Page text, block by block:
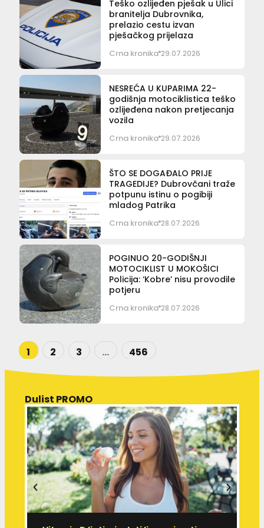
Teško ozlijeđen pješak u Ulici
branitelja Dubrovnika,
prelazio cestu izvan
pješačkog prijelaza
Crna kronika 29.07.2026
NESREĆA U KUPARIMA 22-
godišnja motociklistica teško
ozlijeđena nakon pretjecanja
vozila
Crna kronika 29.07.2026
ŠTO SE DOGAĐALO PRIJE
TRAGEDIJE? Dubrovčani traže
potpunu istinu o pogibiji
mladog Patrika
Crna kronika 28.07.2026
POGINUO 20-GODIŠNJI
MOTOCIKLIST U MOKOŠICI
Policija: ‘Kobre’ nisu provodile
potjeru
Crna kronika 28.07.2026
1 2 3 … 456
Dulist PROMO